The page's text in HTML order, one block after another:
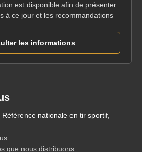
est disponible afin de présenter
à ce jour et les recommandations
les informations
Référence nationale en tir sportif,
que nous distribuons